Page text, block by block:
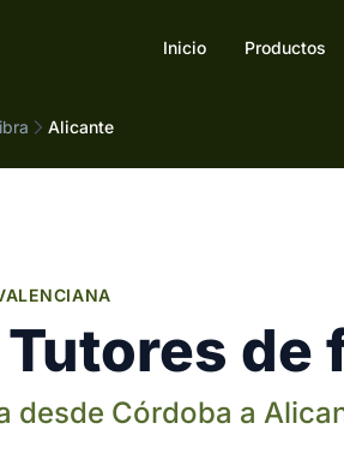
Inicio Productos
Alicante
desde Córdoba a